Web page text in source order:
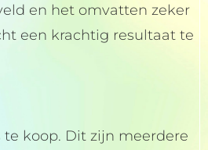
en het omvatten zeker
een krachtig resultaat te
te koop. Dit zijn meerdere